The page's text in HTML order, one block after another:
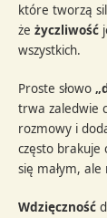
które tworzą
żeżyczliwość
wszystkich.
Proste słowo
trwa zaledwie
rozmowy i
często brakuje
się małym,
Wdzięczność